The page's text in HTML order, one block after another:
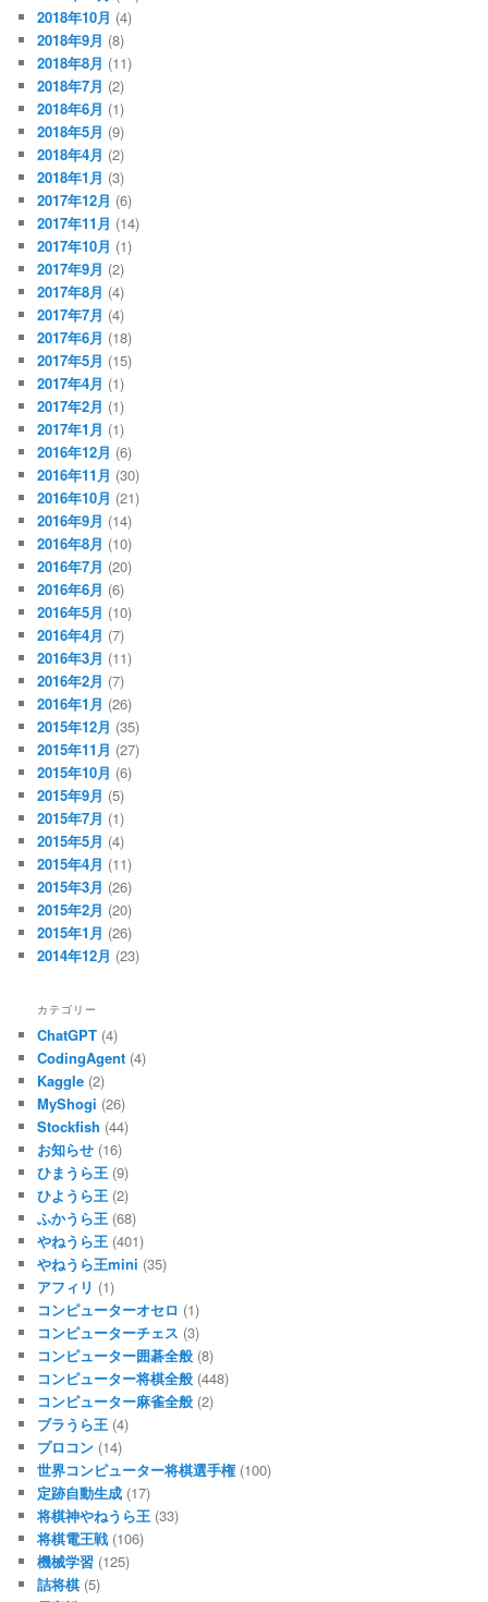
2018年10月 (4)
2018年9月 (8)
2018年8月 (11)
2018年7月 (2)
2018年6月 (1)
2018年5月 (9)
2018年4月 (2)
2018年1月 (3)
2017年12月 (6)
2017年11月 (14)
2017年10月 (1)
2017年9月 (2)
2017年8月 (4)
2017年7月 (4)
2017年6月 (18)
2017年5月 (15)
2017年4月 (1)
2017年2月 (1)
2017年1月 (1)
2016年12月 (6)
2016年11月 (30)
2016年10月 (21)
2016年9月 (14)
2016年8月 (10)
2016年7月 (20)
2016年6月 (6)
2016年5月 (10)
2016年4月 (7)
2016年3月 (11)
2016年2月 (7)
2016年1月 (26)
2015年12月 (35)
2015年11月 (27)
2015年10月 (6)
2015年9月 (5)
2015年7月 (1)
2015年5月 (4)
2015年4月 (11)
2015年3月 (26)
2015年2月 (20)
2015年1月 (26)
2014年12月 (23)
カテゴリー
ChatGPT (4)
CodingAgent (4)
Kaggle (2)
MyShogi (26)
Stockfish (44)
お知らせ (16)
ひまうら王 (9)
ひようら王 (2)
ふかうら王 (68)
やねうら王 (401)
やねうら王mini (35)
アフィリ (1)
コンピューターオセロ (1)
コンピューターチェス (3)
コンピューター囲碁全般 (8)
コンピューター将棋全般 (448)
コンピューター麻雀全般 (2)
ブラうら王 (4)
プロコン (14)
世界コンピューター将棋選手権(100)
定跡自動生成 (17)
将棋神やねうら王 (33)
将棋電王戦 (106)
機械学習 (125)
詰将棋 (5)